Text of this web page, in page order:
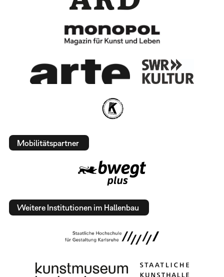
Mobilitätspartner
Weitere Institutionen im Hallenbau